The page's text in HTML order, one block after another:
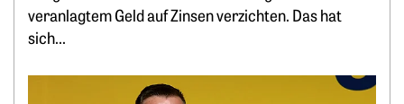
veranlagtem Geld auf Zinsen verzichten. Das hat
sich...
Weiterlesen: „Bitcoin minen, statt PV-Strom zu